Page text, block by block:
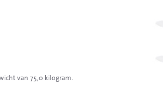
van 75,0 kilogram.